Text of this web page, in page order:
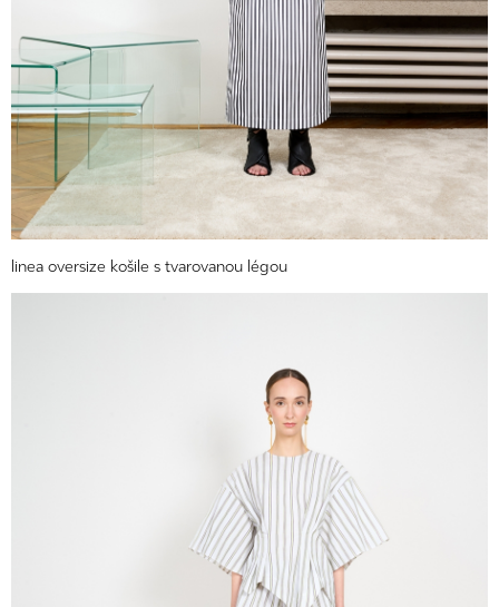
linea oversize košile s tvarovanou légou